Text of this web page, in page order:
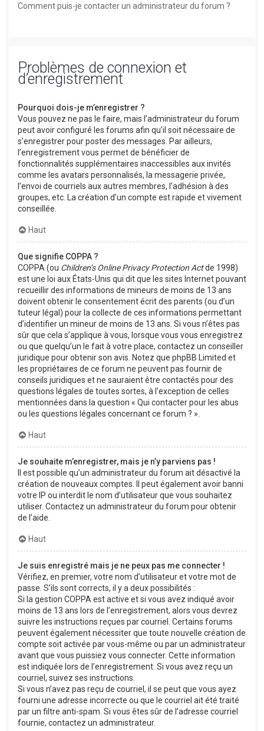
Comment puis-je contacter un administrateur du forum ?
Problèmes de connexion et
d’enregistrement
Pourquoi dois-je m’enregistrer ?
Vous pouvez ne pas le faire, mais l’administrateur du forum
peut avoir configuré les forums afin qu’il soit nécessaire de
s’enregistrer pour poster des messages. Par ailleurs,
l’enregistrement vous permet de bénéficier de
fonctionnalités supplémentaires inaccessibles aux invités
comme les avatars personnalisés, la messagerie privée,
l’envoi de courriels aux autres membres, l’adhésion à des
groupes, etc. La création d’un compte est rapide et vivement
conseillée.
Haut
Que signifie COPPA ?
COPPA (ou Children’s Online Privacy Protection Actde 1998)
est une loi aux États-Unis qui dit que les sites Internet pouvant
recueillir des informations de mineurs de moins de 13 ans
doivent obtenir le consentement écrit des parents (ou d’un
tuteur légal) pour la collecte de ces informations permettant
d’identifier un mineur de moins de 13 ans. Si vous n’êtes pas
sûr que cela s’applique à vous, lorsque vous vous enregistrez
ou que quelqu’un le fait à votre place, contactez un conseiller
juridique pour obtenir son avis. Notez que phpBB Limited et
les propriétaires de ce forum ne peuvent pas fournir de
conseils juridiques et ne sauraient être contactés pour des
questions légales de toutes sortes, à l’exception de celles
mentionnées dans la question « Qui contacter pour les abus
ou les questions légales concernant ce forum ? ».
Haut
Je souhaite m’enregistrer, mais je n’y parviens pas !
Il est possible qu’un administrateur du forum ait désactivé la
création de nouveaux comptes. Il peut également avoir banni
votre IP ou interdit le nom d’utilisateur que vous souhaitez
utiliser. Contactez un administrateur du forum pour obtenir
de l’aide.
Haut
Je suis enregistré mais je ne peux pas me connecter !
Vérifiez, en premier, votre nom d’utilisateur et votre mot de
passe. S’ils sont corrects, il y a deux possibilités :
Si la gestion COPPA est active et si vous avez indiqué avoir
moins de 13 ans lors de l’enregistrement, alors vous devrez
suivre les instructions reçues par courriel. Certains forums
peuvent également nécessiter que toute nouvelle création de
compte soit activée par vous-même ou par un administrateur
avant que vous puissiez vous connecter. Cette information
est indiquée lors de l’enregistrement. Si vous avez reçu un
courriel, suivez ses instructions.
Si vous n’avez pas reçu de courriel, il se peut que vous ayez
fourni une adresse incorrecte ou que le courriel ait été traité
par un filtre anti-spam. Si vous êtes sûr de l’adresse courriel
fournie, contactez un administrateur.